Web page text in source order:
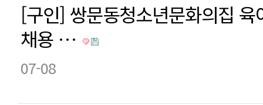
[구인] 쌍문동청소년문화의집
채용 …
07-08